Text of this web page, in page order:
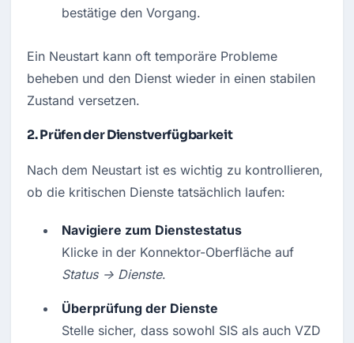
bestätige den Vorgang.
Ein Neustart kann oft temporäre Probleme
beheben und den Dienst wieder in einen stabilen
Zustand versetzen.
2.Prüfen der Dienstverfügbarkeit
Nach dem Neustart ist es wichtig zu kontrollieren,
ob die kritischen Dienste tatsächlich laufen:
Navigiere zum Dienstestatus
Klicke in der Konnektor-Oberfläche auf
Status → Dienste.
Überprüfung der Dienste
Stelle sicher, dass sowohl SIS als auch VZD